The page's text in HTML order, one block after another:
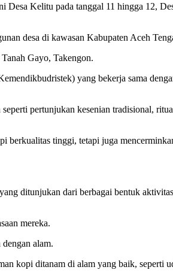
Kelitu pada tanggal 11 hingga 12,
desa di kawasan Kabupaten Aceh
Gayo, Takengon.
yang bekerja sama
pertunjukan kesenian tradisional,
berkualitas tinggi, tetapi juga
ditunjukan dari berbagai bentuk
mereka.
alam.
kopi ditanam di alam yang baik, seperti